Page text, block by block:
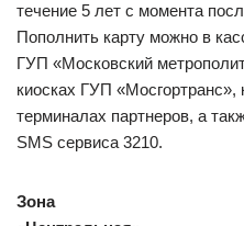
течение 5 лет с момента
Пополнить карту можно в
ГУП «Московский
киосках ГУП «Мосгортранс»,
терминалах партнеров, а
SMS cервиса 3210.
Зона